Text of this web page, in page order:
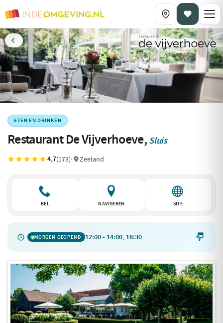
ETEN EN DRINKEN
Restaurant De Vijverhoeve, Sluis
4,7(173)· Zeeland
BEL NAVIGEREN SITE
MORGEN GEOPEND 12:00 - 14:00, 18:30 